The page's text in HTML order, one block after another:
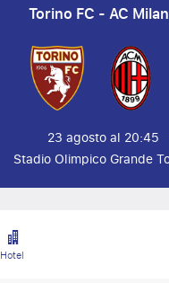
Torino FC - AC Milan
23 agosto al 20:45
Stadio Olimpico Grande
Hotel